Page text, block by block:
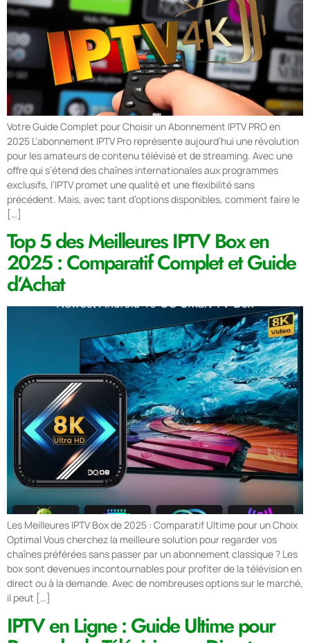
Votre Guide Complet pour Choisir un Abonnement IPTV PRO en
2025 L’abonnement IPTV Pro représente aujourd’hui une révolution
pour les amateurs de contenu télévisé et de streaming. Avec une
offre qui s’étend des chaînes internationales aux programmes
exclusifs, l’IPTV promet une qualité et une flexibilité sans
précédent. Mais, avec tant d’options disponibles, comment faire le
[…]
Top 5 des Meilleures IPTV Box en
2025 : Comparatif Complet et Guide
d’Achat
Les Meilleures IPTV Box de 2025 : Comparatif Ultime pour un Choix
Optimal Vous cherchez la meilleure solution pour regarder vos
chaînes préférées sans passer par un abonnement classique ? Les
box sont devenues incontournables pour profiter de la télévision en
direct ou à la demande. Avec de nombreuses options sur le marché,
il peut […]
IPTV en Ligne : Guide Ultime pour